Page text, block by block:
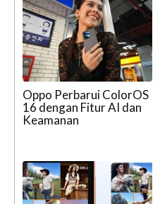
Oppo Perbarui ColorOS
16 dengan Fitur AI dan
Keamanan